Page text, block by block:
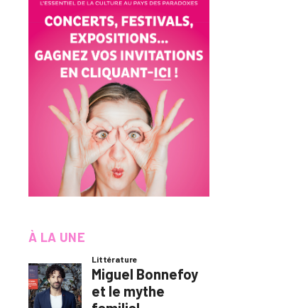
À LA UNE